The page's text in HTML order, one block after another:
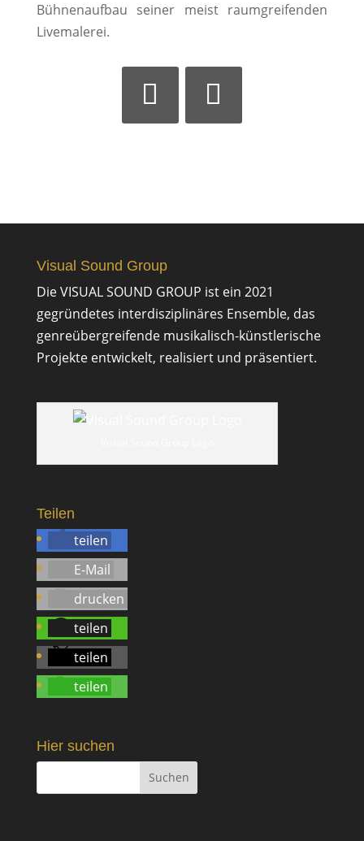
Bühnenaufbau seiner meist raumgreifenden
Livemalerei.
Visual Sound Group
Die VISUAL SOUND GROUP ist ein 2021
gegründetes interdisziplinäres Ensemble, das
genreübergreifende musikalisch-künstlerische
Projekte entwickelt, realisiert und präsentiert.
Teilen
teilen
E-Mail
drucken
teilen
teilen
teilen
Hier suchen